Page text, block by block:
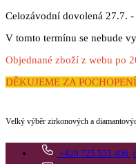
Celozávodní dovolená 27.7. -
V tomto termínu se nebude
Objednané zboží z webu po
DĚKUJEME ZA POCHOPENÍ
Velký výběr zirkonových a
+420 725 535 406